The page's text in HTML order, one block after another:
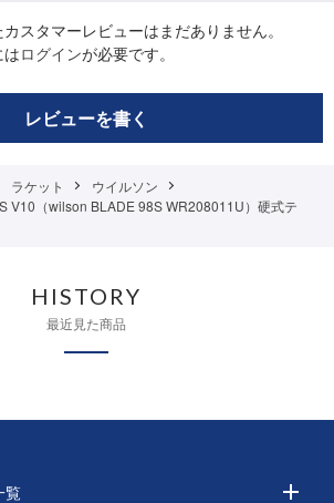
スタマーレビューはまだありません。
ログインが必要です。
レビューを書く
ラケット
ウイルソン
V10（wilson BLADE 98S WR208011U）硬式テ
HISTORY
最近見た商品
覧